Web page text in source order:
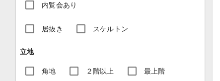
内覧会あり
居抜き スケルトン
立地
角地 ２階以上 最上階